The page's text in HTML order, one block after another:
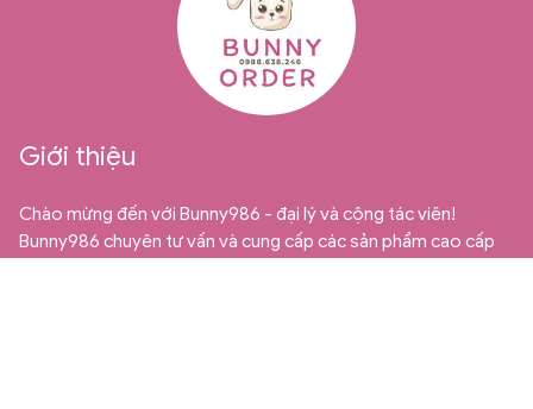
Giới thiệu
Chào mừng đến với Bunny986 - đại lý và cộng tác viên!
Bunny986 chuyên tư vấn và cung cấp các sản phẩm cao cấp